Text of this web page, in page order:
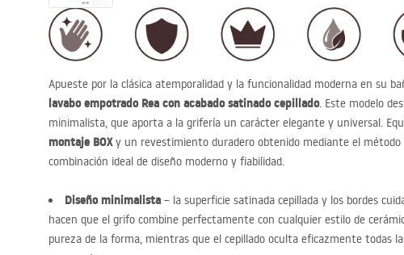
Apueste por la clásica atemporalidad y la funcionalidad moderna en su
lavabo empotrado Rea con acabado satinado cepillado. Este modelo
minimalista, que aporta a la grifería un carácter elegante y universal.
montaje BOXy un revestimiento duradero obtenido mediante el método
combinación ideal de diseño moderno y fiabilidad.
Diseño minimalista – la superficie satinada cepillada y los bordes
hacen que el grifo combine perfectamente con cualquier estilo de
pureza de la forma, mientras que el cepillado oculta eficazmente todas